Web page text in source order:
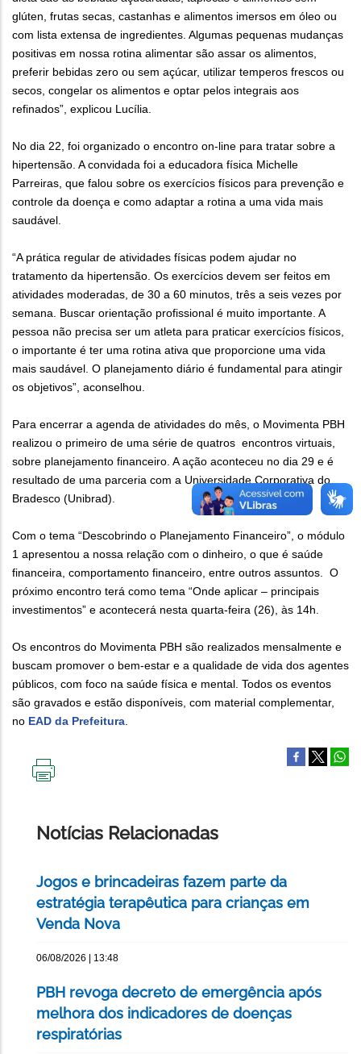
glúten, frutas secas, castanhas e alimentos imersos em óleo ou
com lista extensa de ingredientes. Algumas pequenas mudanças
positivas em nossa rotina alimentar são assar os alimentos,
preferir bebidas zero ou sem açúcar, utilizar temperos frescos ou
secos, congelar os alimentos e optar pelos integrais aos
refinados”, explicou Lucília.
No dia 22, foi organizado o encontro on-line para tratar sobre a
hipertensão. A convidada foi a educadora física Michelle
Parreiras, que falou sobre os exercícios físicos para prevenção e
controle da doença e como adaptar a rotina a uma vida mais
saudável.
“A prática regular de atividades físicas podem ajudar no
tratamento da hipertensão. Os exercícios devem ser feitos em
atividades moderadas, de 30 a 60 minutos, três a seis vezes por
semana. Buscar orientação profissional é muito importante. A
pessoa não precisa ser um atleta para praticar exercícios físicos,
o importante é ter uma rotina ativa que proporcione uma vida
mais saudável. O planejamento diário é fundamental para atingir
os objetivos”, aconselhou.
Para encerrar a agenda de atividades do mês, o Movimenta PBH
realizou o primeiro de uma série de quatros encontros virtuais,
sobre planejamento financeiro. A ação aconteceu no dia 29 e é
resultado de uma parceria com a Universidade Corporativa do
Bradesco (Unibrad).
Com o tema “Descobrindo o Planejamento Financeiro”, o módulo
1 apresentou a nossa relação com o dinheiro, o que é saúde
financeira, comportamento financeiro, entre outros assuntos. O
próximo encontro terá como tema “Onde aplicar – principais
investimentos” e acontecerá nesta quarta-feira (26), às 14h.
Os encontros do Movimenta PBH são realizados mensalmente e
buscam promover o bem-estar e a qualidade de vida dos agentes
públicos, com foco na saúde física e mental. Todos os eventos
são gravados e estão disponíveis, com material complementar,
no EAD da Prefeitura.
Notícias Relacionadas
Jogos e brincadeiras fazem parte da
estratégia terapêutica para crianças em
Venda Nova
06/08/2026 | 13:48
PBH revoga decreto de emergência após
melhora dos indicadores de doenças
respiratórias